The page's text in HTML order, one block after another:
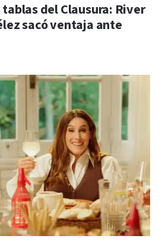
del Clausura: River
sacó ventaja ante